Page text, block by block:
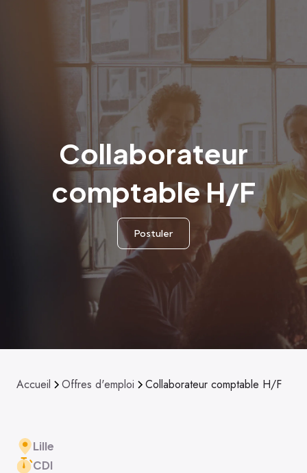
Collaborateur
comptable H/F
Postuler
Accueil Offres d'emploi Collaborateur comptable H/F
Lille
CDI